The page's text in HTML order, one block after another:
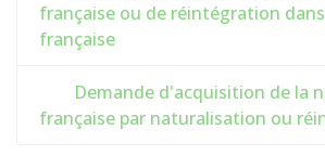
française ou de réintégration
française
Demande d'acquisition de la
française par naturalisation ou